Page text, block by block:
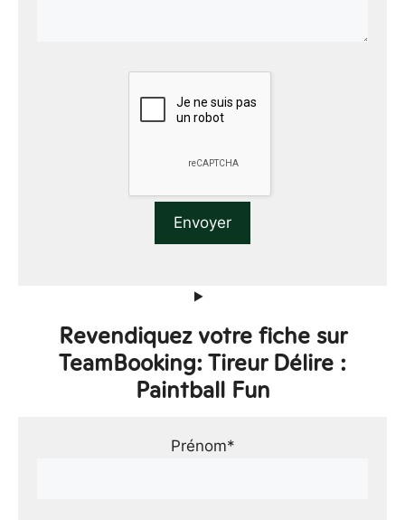
Revendiquez votre fiche sur
TeamBooking: Tireur Délire :
Paintball Fun
Prénom*